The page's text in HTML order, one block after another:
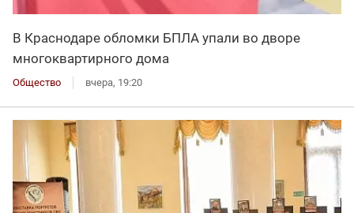
В Краснодаре обломки БПЛА упали во дворе
многоквартирного дома
Общество вчера, 19:20